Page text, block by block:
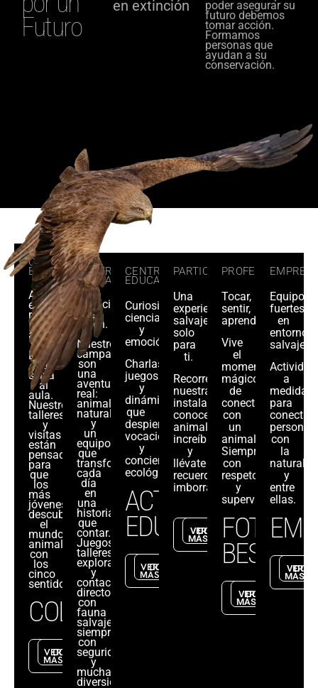
Futuro
en extinción poder asegurar su
futuro debemos
tomar acción.
Formamos
personas que
ayudan a su
conservación.
CENTROS
EDUCATIVOS
Aprender
entre
rugidos
y
alas.
Llevamos
la
selva
al
aula.
Nuestros
talleres
y
visitas
están
pensados
para
que
los
más
jóvenes
descubran
el
mundo
animal
con
los
cinco
sentidos.
COLEGIOS
VER
MÁS
CONTACTA
CENTROS
EDUCATIVOS
Vacaciones
que
rugen.
Nuestros
campamentos
son
una
aventura
real:
animales,
naturaleza
y
un
equipo
que
transforma
cada
día
en
una
historia
que
contar.
Juegos,
talleres,
exploraciones
y
contacto
directo
con
fauna
salvaje,
siempre
con
seguridad
y
mucha
diversión.
CENTROS
EDUCATIVOS
Curiosidad,
ciencia
y
emoción.
Charlas,
juegos
y
dinámicas
que
despiertan
vocaciones
y
conciencia
ecológica.
ACTIVIDADES
EDUCATIVAS
VER
MÁS
CONTACTA
PARTICULAR
Una
experiencia
salvaje
solo
para
ti.
Recorre
nuestras
instalaciones,
conoce
animales
increíbles
y
llévate
recuerdos
imborrables.
VER
MÁS
CONTACTA
PROFESIONAL
Tocar,
sentir,
aprender.
Vive
el
momento
mágico
de
conectar
con
un
animal.
Siempre
con
respeto
y
supervisión.
FOTOS
VER
MÁS
CONTACTA
Equipos
fuertes
en
entornos
salvajes.
a
medida
para
conectar
personas
con
la
y
entre
ellas.
VER
MÁS